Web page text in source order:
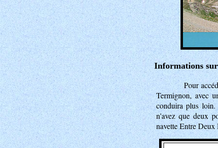
Informations
Pour
Termignon, avec
conduira plus loin.
n'avez que deux
navette Entre Deux